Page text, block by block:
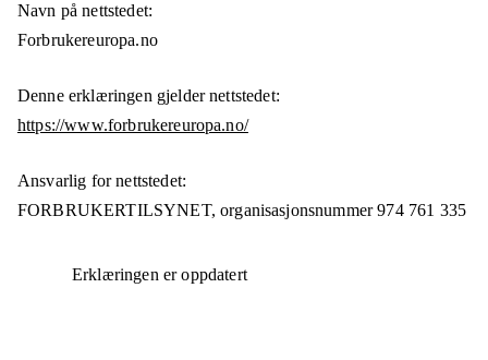
Navn på nettstedet:
Forbrukereuropa.no
Denne erklæringen gjelder nettstedet:
https://www.forbrukereuropa.no/
Ansvarlig for nettstedet:
FORBRUKERTILSYNET,organisasjonsnummer 974 761 335
Erklæringen er oppdatert